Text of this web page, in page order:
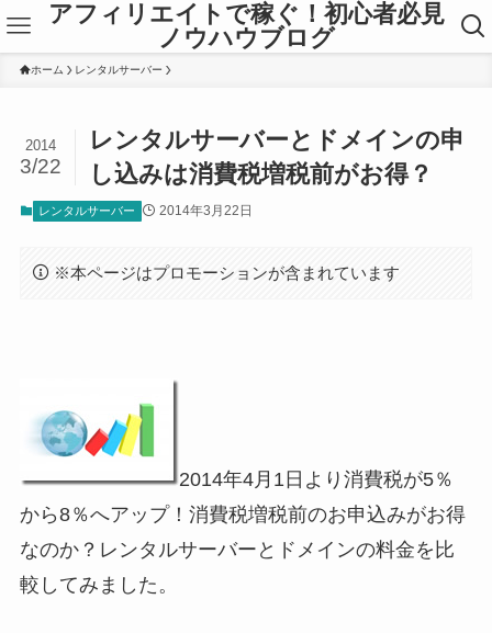
アフィリエイトで稼ぐ！初心者必見
ノウハウブログ
ホーム レンタルサーバー
レンタルサーバーとドメインの申
し込みは消費税増税前がお得？
2014
3/22
レンタルサーバー 2014年3月22日
※本ページはプロモーションが含まれています
2014年4月1日より消費税が5％
から8％へアップ！消費税増税前のお申込みがお得
なのか？レンタルサーバーとドメインの料金を比
較してみました。